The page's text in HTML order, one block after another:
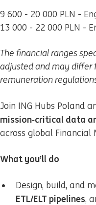
9 600 - 20 000 PLN -
13 000 - 22 000 PLN -
The financial ranges
adjusted and may differ
remuneration
Join ING Hubs Poland
mission‑critical data
across global Financial
What you’ll do
Design, build, and
ETL/ELT pipelines,